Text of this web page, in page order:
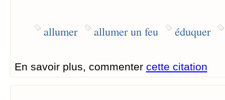
allumer allumer un feu éduquer
En savoir plus, commenter cette citation